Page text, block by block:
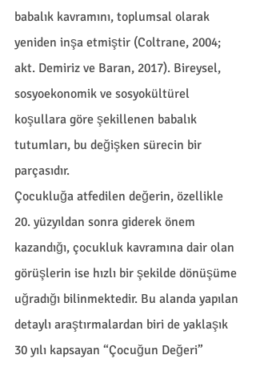
babalık kavramını, toplumsal olarak
yeniden inşa etmiştir (Coltrane, 2004;
akt. Demiriz ve Baran, 2017). Bireysel,
sosyoekonomik ve sosyokültürel
koşullara göre şekillenen babalık
tutumları, bu değişken sürecin bir
parçasıdır.
Çocukluğa atfedilen değerin, özellikle
20. yüzyıldan sonra giderek önem
kazandığı, çocukluk kavramına dair olan
görüşlerin ise hızlı bir şekilde dönüşüme
uğradığı bilinmektedir. Bu alanda yapılan
detaylı araştırmalardan biri de yaklaşık
30 yılı kapsayan “Çocuğun Değeri”